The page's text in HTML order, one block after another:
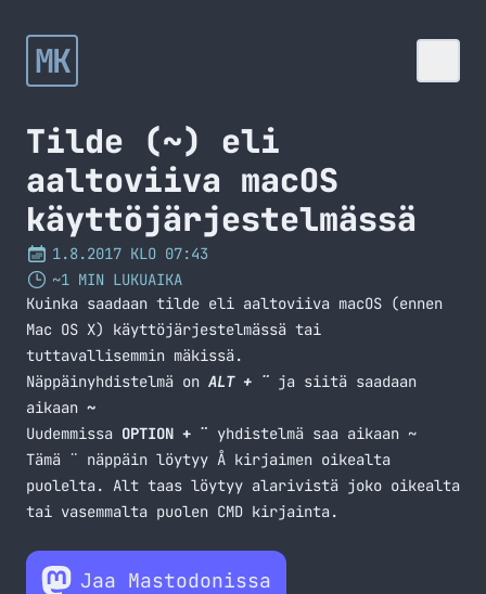
MK
Tilde (~) eli
aaltoviiva macOS
käyttöjärjestelmässä
1.8.2017 KLO 07:43
~1 MIN LUKUAIKA
Kuinka saadaan tilde eli aaltoviiva macOS (ennen
Mac OS X) käyttöjärjestelmässä tai
tuttavallisemmin mäkissä.
Näppäinyhdistelmä on ALT + ¨ ja siitä saadaan
aikaan ~
Uudemmissa OPTION + ¨ yhdistelmä saa aikaan ~
Tämä ¨ näppäin löytyy Å kirjaimen oikealta
puolelta. Alt taas löytyy alarivistä joko oikealta
tai vasemmalta puolen CMD kirjainta.
Jaa Mastodonissa